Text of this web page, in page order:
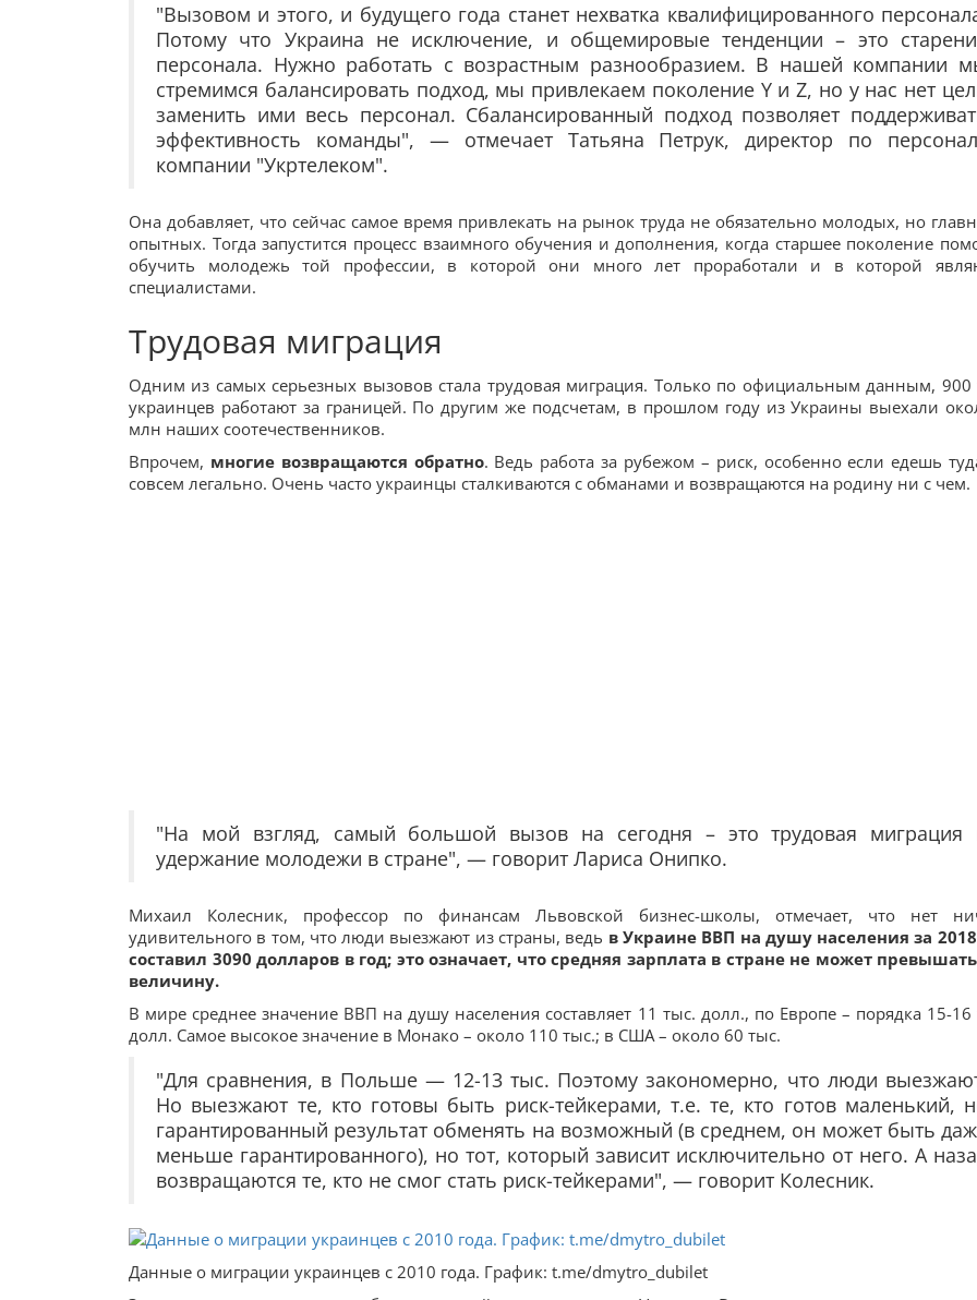
"Вызовом и этого, и будущего года станет нехватка квалифицированного
Потому что Украина не исключение, и общемировые тенденции – это
персонала. Нужно работать с возрастным разнообразием. В нашей компании
стремимся балансировать подход, мы привлекаем поколение Y и Z, но у нас нет
заменить ими весь персонал. Сбалансированный подход позволяет
эффективность команды", — отмечает Татьяна Петрук, директор по
компании "Укртелеком".
Она добавляет, что сейчас самое время привлекать на рынок труда не обязательно молодых, но
опытных. Тогда запустится процесс взаимного обучения и дополнения, когда старшее поколение
обучить молодежь той профессии, в которой они много лет проработали и в которой
специалистами.
Трудовая миграция
Одним из самых серьезных вызовов стала трудовая миграция. Только по официальным данным, 900
украинцев работают за границей. По другим же подсчетам, в прошлом году из Украины выехали
млн наших соотечественников.
Впрочем, многие возвращаются обратно. Ведь работа за рубежом – риск, особенно если едешь
совсем легально. Очень часто украинцы сталкиваются с обманами и возвращаются на родину ни с чем.
"На мой взгляд, самый большой вызов на сегодня – это трудовая миграция
удержание молодежи в стране", — говорит Лариса Онипко.
Михаил Колесник, профессор по финансам Львовской бизнес-школы, отмечает, что нет
удивительного в том, что люди выезжают из страны, ведь в Украине ВВП на душу населения за
составил 3090 долларов в год; это означает, что средняя зарплата в стране не может
величину.
В мире среднее значение ВВП на душу населения составляет 11 тыс. долл., по Европе – порядка 15-16
долл. Самое высокое значение в Монако – около 110 тыс.; в США – около 60 тыс.
"Для сравнения, в Польше — 12-13 тыс. Поэтому закономерно, что люди
Но выезжают те, кто готовы быть риск-тейкерами, т.е. те, кто готов маленький,
гарантированный результат обменять на возможный (в среднем, он может быть
меньше гарантированного), но тот, который зависит исключительно от него. А
возвращаются те, кто не смог стать риск-тейкерами", — говорит Колесник.
Данные о миграции украинцев с 2010 года. График: t.me/dmytro_dubilet